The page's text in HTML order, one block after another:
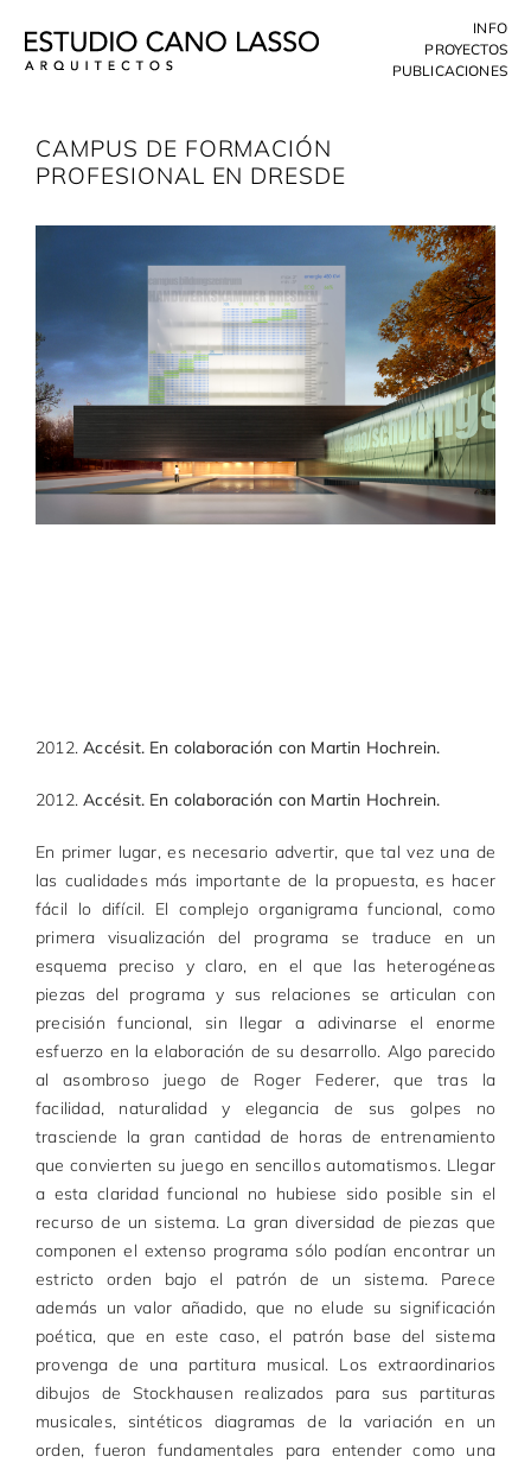
content
INFO
PROYECTOS
PUBLICACIONES
CAMPUS DE FORMACIÓN
PROFESIONAL EN DRESDE
2012.Accésit. En colaboración con Martin Hochrein.
2012.Accésit. En colaboración con Martin Hochrein.
En primer lugar, es necesario advertir, que tal vez una de
las cualidades más importante de la propuesta, es hacer
fácil lo difícil. El complejo organigrama funcional, como
primera visualización del programa se traduce en un
esquema preciso y claro, en el que las heterogéneas
piezas del programa y sus relaciones se articulan con
precisión funcional, sin llegar a adivinarse el enorme
esfuerzo en la elaboración de su desarrollo. Algo parecido
al asombroso juego de Roger Federer, que tras la
facilidad, naturalidad y elegancia de sus golpes no
trasciende la gran cantidad de horas de entrenamiento
que convierten su juego en sencillos automatismos. Llegar
a esta claridad funcional no hubiese sido posible sin el
recurso de un sistema. La gran diversidad de piezas que
componen el extenso programa sólo podían encontrar un
estricto orden bajo el patrón de un sistema. Parece
además un valor añadido, que no elude su significación
poética, que en este caso, el patrón base del sistema
provenga de una partitura musical. Los extraordinarios
dibujos de Stockhausen realizados para sus partituras
musicales, sintéticos diagramas de la variación en un
orden, fueron fundamentales para entender como una